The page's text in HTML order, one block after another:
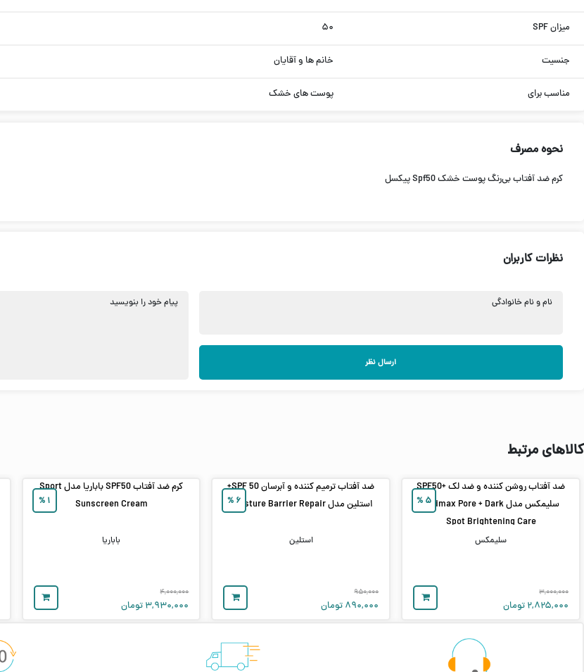
میزان SPF ۵۰
جنسیت خانم ها و آقایان
مناسب برای پوست ها‌ی خشک
نحوه مصرف
کرم ضد آفتاب بی‌رنگ پوست خشک Spf50 پیکسل
نظرات کاربران
نام و نام خانوادگی
ارسال نظر
پیام خود را بنویسید
کالاهای مرتبط
۵ %
ضد آفتاب روشن‌ کننده و ضد لک +SPF50
سلیمکس مدل Celimax Pore + Dark
Spot Brightening Care
سلیمکس
۳,۰۰۰,۰۰۰
۲,۸۲۵,۰۰۰ تومان
۶ %
ضد آفتاب ترمیم‌ کننده و آبرسان SPF 50+
استلین مدل Moisture Barrier Repair
استلین
۹۵۰,۰۰۰
۸۹۰,۰۰۰ تومان
۱ %
کرم ضد آفتاب SPF50 باباریا مدل Sport
Sunscreen Cream
باباریا
۴,۰۰۰,۰۰۰
۳,۹۳۰,۰۰۰ تومان